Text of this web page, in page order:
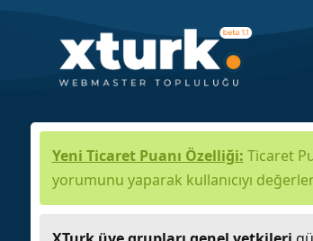
Yeni Ticaret Puanı Özelliği: Ticaret
yorumunu yaparak kullanıcıyı